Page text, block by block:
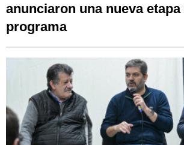
anunciaron una nueva etapa
programa